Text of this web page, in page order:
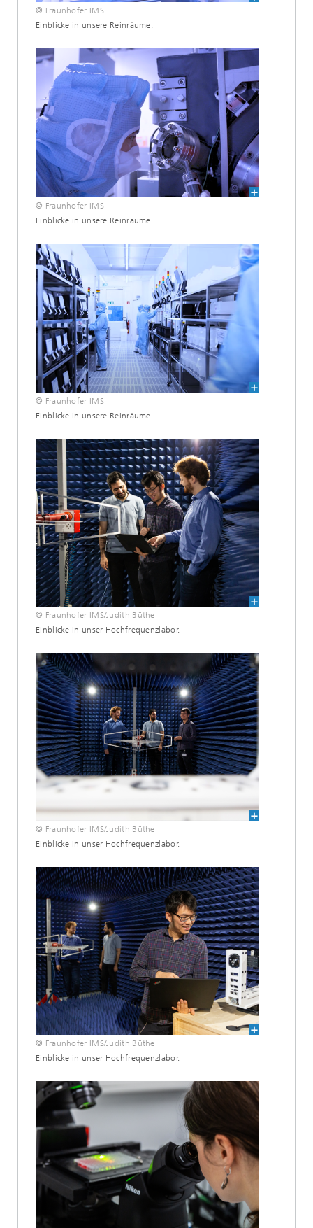
© Fraunhofer IMS
Einblicke in unsere Reinräume.
© Fraunhofer IMS
Einblicke in unsere Reinräume.
© Fraunhofer IMS
Einblicke in unsere Reinräume.
© Fraunhofer IMS/Judith Büthe
Einblicke in unser Hochfrequenzlabor.
© Fraunhofer IMS/Judith Büthe
Einblicke in unser Hochfrequenzlabor.
© Fraunhofer IMS/Judith Büthe
Einblicke in unser Hochfrequenzlabor.